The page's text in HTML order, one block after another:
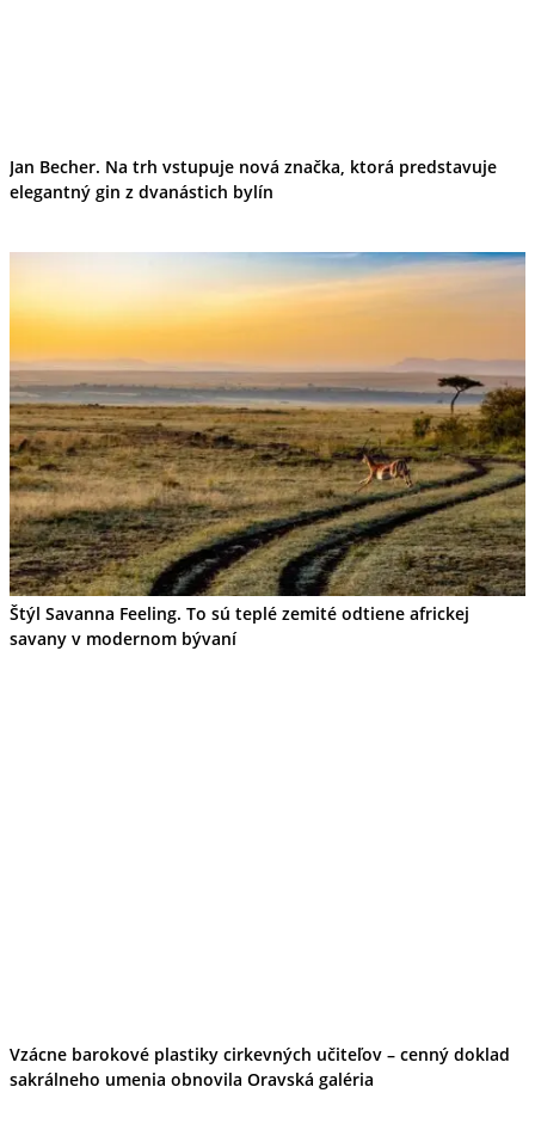
Jan Becher. Na trh vstupuje nová značka, ktorá predstavuje
elegantný gin z dvanástich bylín
Štýl Savanna Feeling. To sú teplé zemité odtiene africkej
savany v modernom bývaní
Vzácne barokové plastiky cirkevných učiteľov – cenný doklad
sakrálneho umenia obnovila Oravská galéria